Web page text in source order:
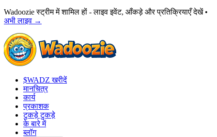
Wadoozie स्ट्रीम में शामिल हों - लाइव इवेंट, आँकड़े और प्रतिक्रियाएँ देखें•
अभी लाइव →
$WADZ खरीदें
मानचित्र
कार्य
प्रकाशक
टुकड़े टुकड़े
के बारे में
ब्लॉग